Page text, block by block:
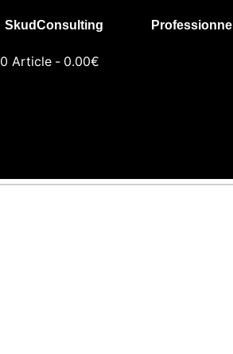
SkudConsulting Professionnel
0 Article 0.00€